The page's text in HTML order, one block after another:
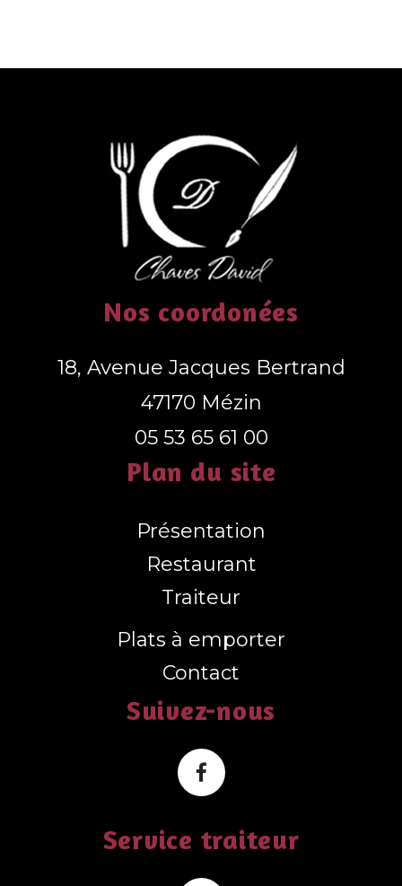
Nos coordonées
18, Avenue Jacques Bertrand
47170 Mézin
05 53 65 61 00
Plan du site
Présentation
Restaurant
Traiteur
Plats à emporter
Contact
Suivez-nous
Service traiteur